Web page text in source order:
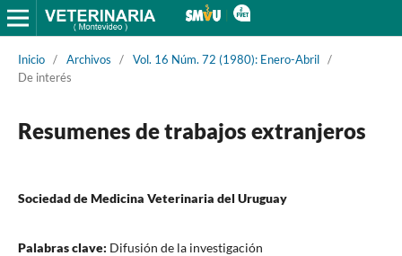
Inicio / Archivos / Vol. 16 Núm. 72 (1980): Enero-Abril /
De interés
Resumenes de trabajos extranjeros
Sociedad de Medicina Veterinaria del Uruguay
Palabras clave: Difusión de la investigación